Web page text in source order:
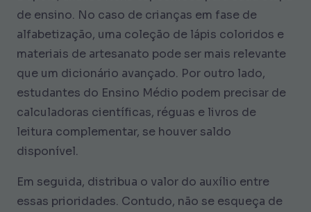
de ensino. No caso de crianças em fase de
alfabetização, uma coleção de lápis coloridos e
materiais de artesanato pode ser mais relevante
que um dicionário avançado. Por outro lado,
estudantes do Ensino Médio podem precisar de
calculadoras científicas, réguas e livros de
leitura complementar, se houver saldo
disponível.
Em seguida, distribua o valor do auxílio entre
essas prioridades. Contudo, não se esqueça de